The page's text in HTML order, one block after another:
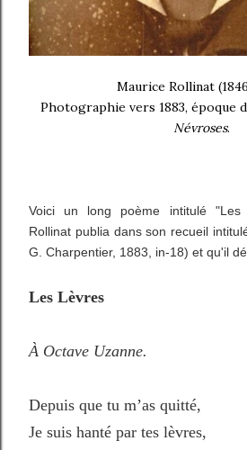
Maurice Rollinat
Photographie vers 1883, époque
Névroses.
Voici un long poème intitulé "Les
Rollinat publia dans son recueil
G. Charpentier, 1883, in-18) et qu'il
Les Lèvres
À Octave Uzanne.
Depuis que tu m’as quitté,
Je suis hanté par tes lèvres,